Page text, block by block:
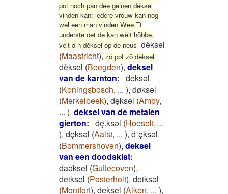
pot noch pan dee geinen dèksel
vinden kan: iedere vrouw kan nog
wel een man vinden Wee ¯¯t
underste oet de kan wèlt höbbe,
velt d¯n dèksel op de neus dèksel
(Maastricht), zô pøt zô dèksel.
dèksel (Beegden), deksel
van de karnton: deksǝl
(Koningsbosch, ... ), døksǝl
(Merkelbeek), dęksǝl (Amby,
... ), deksel van de metalen
gierton: dę.ksǝl (Hoeselt, ...
), dęksǝl (Aalst, ... ), d˙ęksǝl
(Bommershoven), deksel
van een doodskist:
daəksel (Guttecoven),
deiksel (Posterholt), deiksəl
(Montfort), deksel (Alken, ... ),